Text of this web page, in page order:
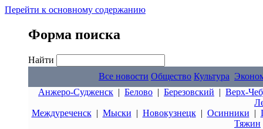
Перейти к основному содержанию
Форма поиска
Найти
Все новости Общество Культура
Анжеро-Судженск | Белово | Березовский | Верх-
Междуреченск| Мыски | Новокузнецк| Осинники |
Тяжин